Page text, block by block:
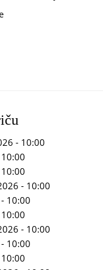
- 10:00
- 10:00
10:00
- 10:00
10:00